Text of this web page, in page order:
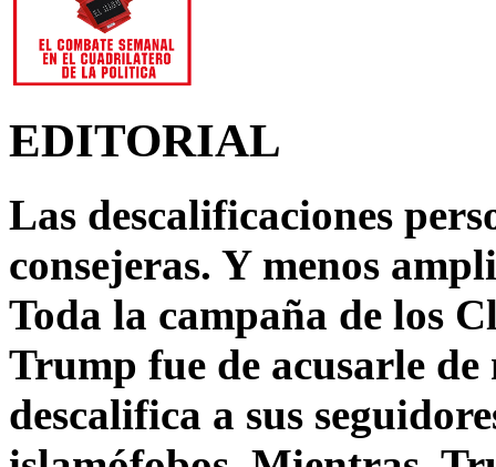
EDITORIAL
Las descalificaciones
consejeras. Y menos
Toda la campaña de los
Trump fue de acusarle
descalifica a sus